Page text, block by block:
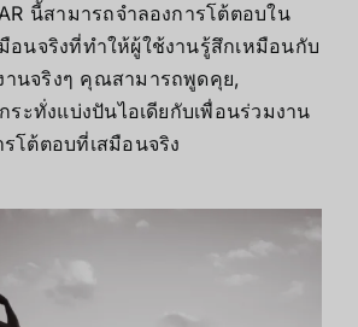
นี้สามารถจำลองการโต้ตอบใน
อนจริงที่ทำให้ผู้ใช้งานรู้สึกเหมือนกับ
านจริงๆ คุณสามารถพูดคุย,
ะทั่งแบ่งปันไอเดียกับเพื่อนร่วมงาน
โต้ตอบที่เสมือนจริง